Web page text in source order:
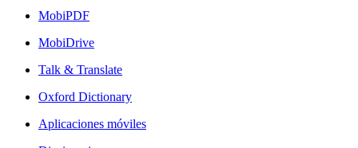
MobiPDF
MobiDrive
Talk & Translate
Oxford Dictionary
Aplicaciones móviles